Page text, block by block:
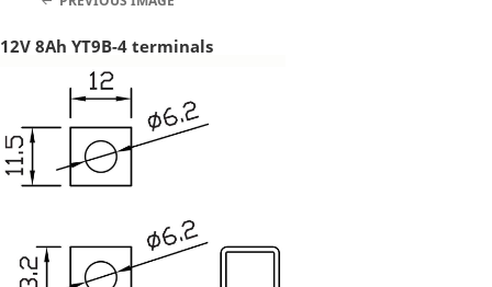
12V 8Ah YT9B-4 terminals